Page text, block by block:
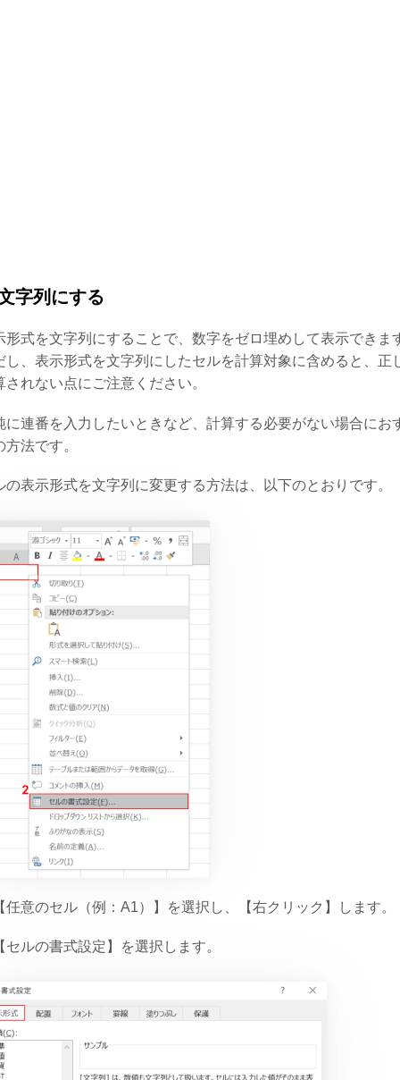
字列にする
形式を文字列にすることで、数字をゼロ埋めして表示できま
し、表示形式を文字列にしたセルを計算対象に含めると、正
されない点にご注意ください。
に連番を入力したいときなど、計算する必要がない場合にお
方法です。
の表示形式を文字列に変更する方法は、以下のとおりです。
意のセル（例：A1）】を選択し、【右クリック】します。
ルの書式設定】を選択します。